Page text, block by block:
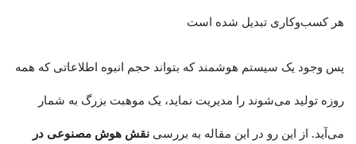
هر کسب‌وکاری تبدیل شده است
پس وجود یک سیستم هوشمند که بتواند حجم انبوه اطلاعاتی که همه
روزه تولید می‌شوند را مدیریت نماید، یک موهبت بزرگ به شمار
می‌آید. از این رو در این مقاله به بررسی نقش هوش مصنوعی در